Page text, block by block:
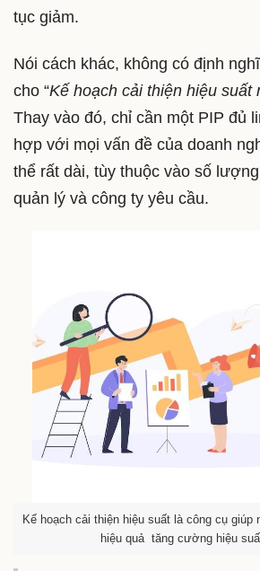
tục giảm.
Nói cách khác, không có định
cho “Kế hoạch cải thiện hiệu suất
Thay vào đó, chỉ cần một PIP đủ
hợp với mọi vấn đề của doanh
thể rất dài, tùy thuộc vào số
quản lý và công ty yêu cầu.
Kế hoạch cải thiện hiệu suất là công cụ giúp
hiệu quả tăng cường hiệu